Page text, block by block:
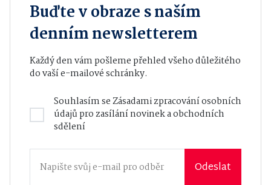
Buďte v obraze s naším
denním newsletterem
Každý den vám pošleme přehled všeho důležitého
do vaší e-mailové schránky.
Souhlasím seZásadami zpracování osobních
údajůpro zasílání novinek a obchodních
sdělení
Odeslat